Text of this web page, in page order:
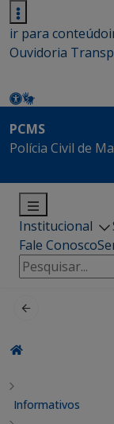
ir para conteúdo
Ouvidoria
PCMS
Polícia Civil de
Institucional
Fale Conosco
Pesquisar
por:
Informativos